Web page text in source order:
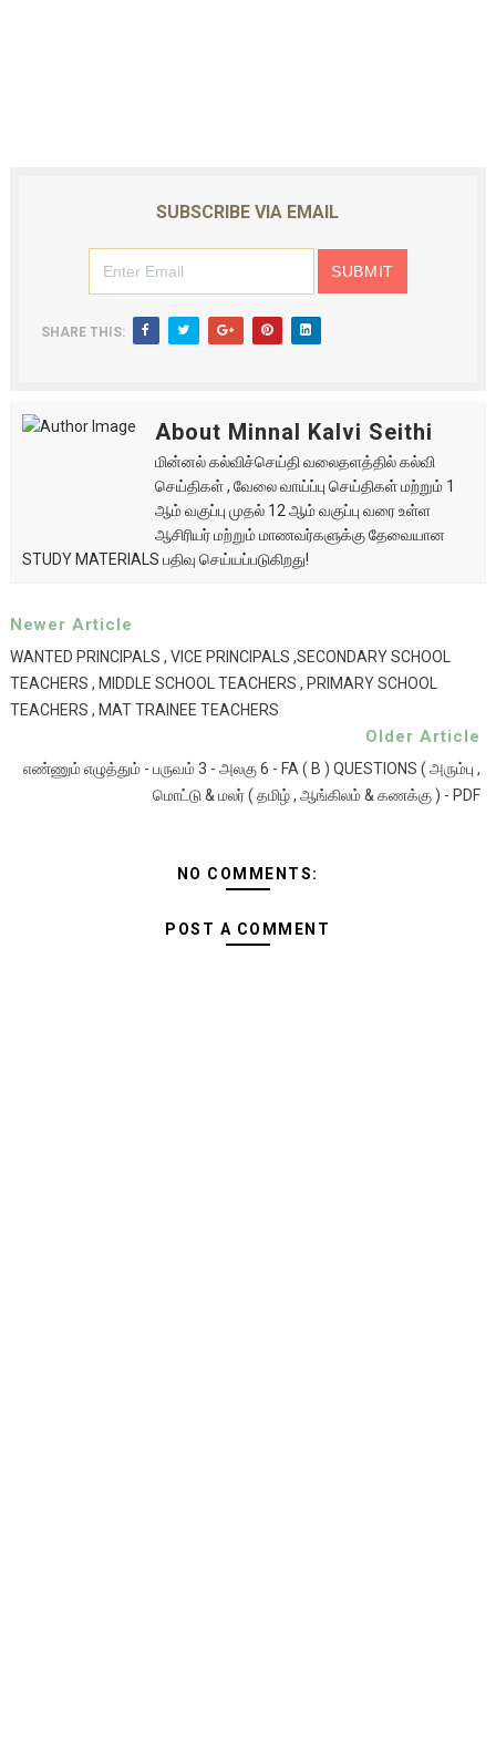
SUBSCRIBE VIA EMAIL
SHARE THIS:
About Minnal Kalvi Seithi
மின்னல் கல்விச்செய்தி வலைதளத்தில் கல்வி
செய்திகள் , வேலை வாய்ப்பு செய்திகள் மற்றும் 1
ஆம் வகுப்பு முதல் 12 ஆம் வகுப்பு வரை உள்ள
ஆசிரியர் மற்றும் மாணவர்களுக்கு தேவையான
STUDY MATERIALS பதிவு செய்யப்படுகிறது!
Newer Article
WANTED PRINCIPALS , VICE PRINCIPALS ,SECONDARY SCHOOL
TEACHERS , MIDDLE SCHOOL TEACHERS , PRIMARY SCHOOL
TEACHERS , MAT TRAINEE TEACHERS
Older Article
எண்ணும் எழுத்தும் - பருவம் 3 - அலகு 6 - FA ( B ) QUESTIONS ( அரும்பு ,
மொட்டு & மலர் ( தமிழ் , ஆங்கிலம் & கணக்கு ) - PDF
NO COMMENTS:
POST A COMMENT